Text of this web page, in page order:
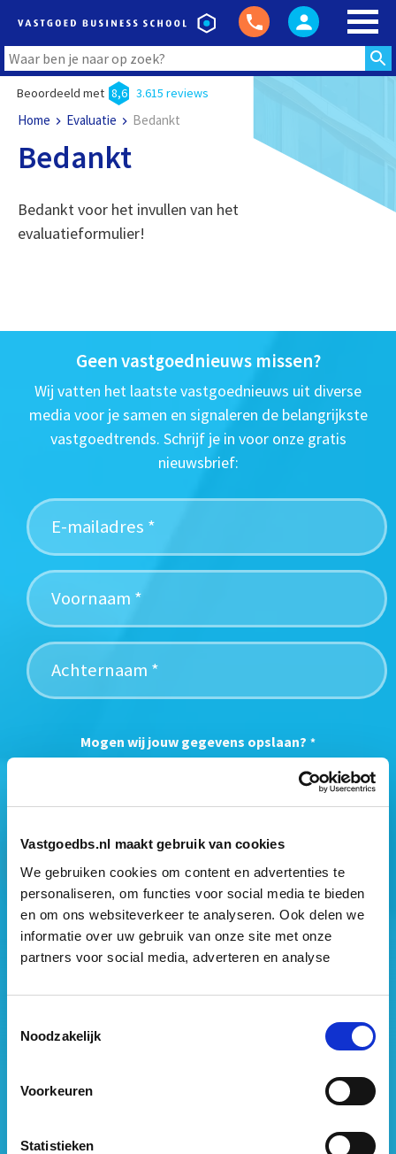
Vastgoedbs.nl maakt gebruik van cookies
We gebruiken cookies om content en advertenties te
personaliseren, om functies voor social media te bieden
en om ons websiteverkeer te analyseren. Ook delen we
informatie over uw gebruik van onze site met onze
partners voor social media, adverteren en analyse
Noodzakelijk
Voorkeuren
Statistieken
Beoordeeld met 8,6 3.615 reviews
Home Evaluatie Bedankt
Bedankt
Bedankt voor het invullen van het
evaluatieformulier!
Geen vastgoednieuws missen?
Wij vatten het laatste vastgoednieuws uit diverse
media voor je samen en signaleren de belangrijkste
vastgoedtrends. Schrijf je in voor onze gratis
nieuwsbrief:
Mogen wij jouw gegevens opslaan? *
Ja, ik geef toestemming om mijn gegevens op te slaan
en mij te informeren over het laatste vastgoednieuws.
Vastgoed Business School
088 – 091 00 00
KvK: 34153807